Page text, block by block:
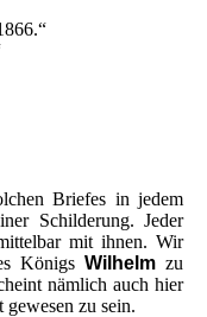
Briefes in jedem
Schilderung. Jeder
mit ihnen. Wir
KönigsWilhelm zu
nämlich auch hier
zu sein.